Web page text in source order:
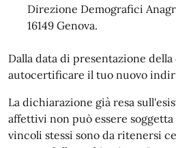
Direzione Demografici
16149 Genova.
Dalla data di presentazione
autocertificare il tuo nuovo
La dichiarazione già resa
affettivi non può essere
vincoli stessi sono da ritenersi